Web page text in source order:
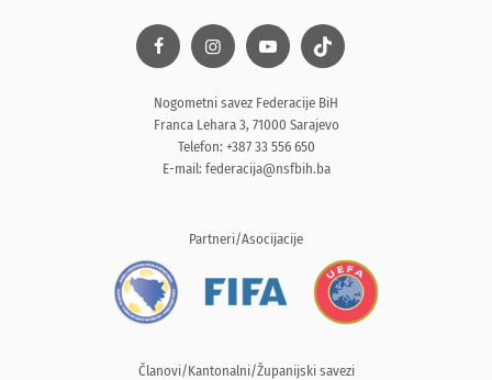
Nogometni savez Federacije BiH
Franca Lehara 3, 71000 Sarajevo
Telefon: +387 33 556 650
E-mail: federacija@nsfbih.ba
Partneri/Asocijacije
Članovi/Kantonalni/Županijski savezi